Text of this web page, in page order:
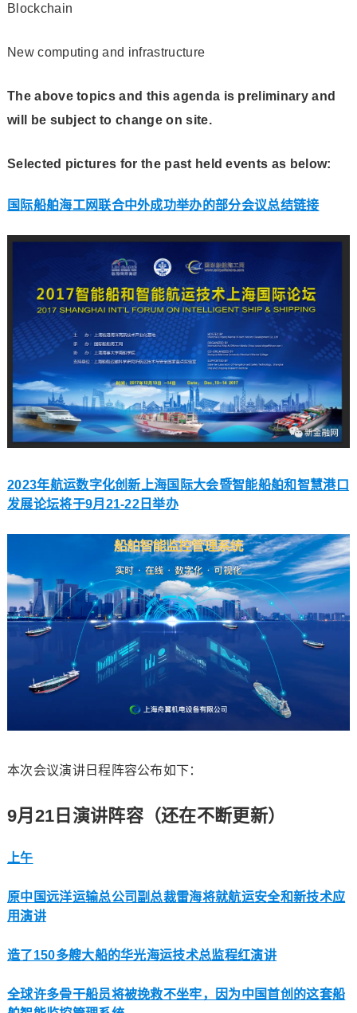
Blockchain
New computing and infrastructure
The above topics and this agenda is preliminary and
will be subject to change on site.
Selected pictures for the past held events as below:
国际船舶海工网联合中外成功举办的部分会议总结链接
2023年航运数字化创新上海国际大会暨智能船舶和智慧港口
发展论坛将于9月21-22日举办
本次会议演讲日程阵容公布如下：
9月21日演讲阵容（还在不断更新）
上午
原中国远洋运输总公司副总裁雷海将就航运安全和新技术应
用演讲
造了150多艘大船的华光海运技术总监程红演讲
全球许多骨干船员将被挽救不坐牢，因为中国首创的这套船